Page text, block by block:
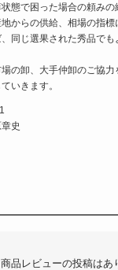
態で困った場合の頼みの
からの供給、相場の指
同じ選果された秀品でも
の卸、大手仲卸のご協
いきます。
史
品レビューの投稿はあ